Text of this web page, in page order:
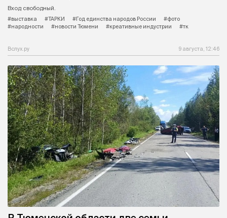
Вход свободный.
#выставка
#ТАРКИ #Год единства народов России
#фото
#народности
#новости Тюмени #креативные индустрии #тк
Вслух.ру 9 августа, 12:46